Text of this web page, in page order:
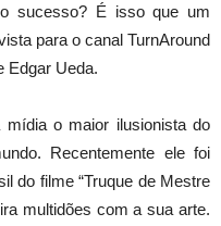
sucesso? É isso que um
para o canal TurnAround
Edgar Ueda.
o maior ilusionista do
Recentemente ele foi
do filme “Truque de Mestre
multidões com a sua arte.